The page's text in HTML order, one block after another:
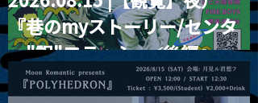
『巷のmyストーリー/センタ
ー"訳"フラッシュ⚡️後編』